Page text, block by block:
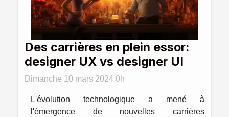
Des carrières en plein essor:
designer UX vs designer UI
Dimanche 10 mars 2024 0h
L'évolution technologique a mené à
l'émergence de nouvelles carrières